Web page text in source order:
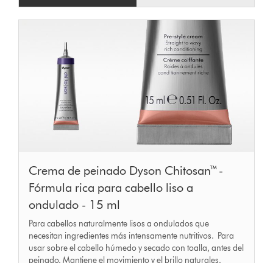
Crema de peinado Dyson Chitosan™ -
Fórmula rica para cabello liso a
ondulado - 15 ml
Para cabellos naturalmente lisos a ondulados que
necesitan ingredientes más intensamente nutritivos. Para
usar sobre el cabello húmedo y secado con toalla, antes del
peinado. Mantiene el movimiento y el brillo naturales.